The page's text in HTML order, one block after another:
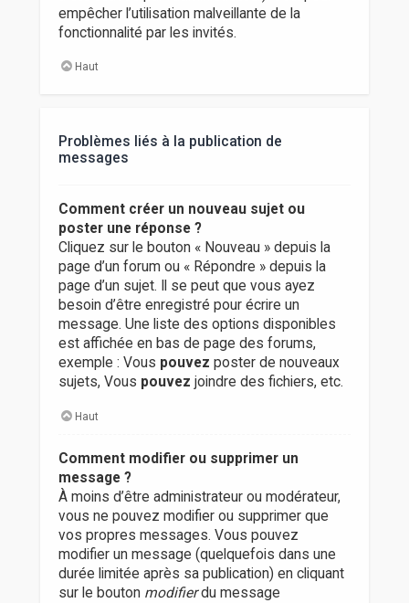
empêcher l’utilisation malveillante de la
fonctionnalité par les invités.
Haut
Problèmes liés à la publication de
messages
Comment créer un nouveau sujet ou
poster une réponse ?
Cliquez sur le bouton « Nouveau » depuis la
page d’un forum ou « Répondre » depuis la
page d’un sujet. Il se peut que vous ayez
besoin d’être enregistré pour écrire un
message. Une liste des options disponibles
est affichée en bas de page des forums,
exemple : Vous pouvez poster de nouveaux
sujets, Vous pouvez joindre des fichiers, etc.
Haut
Comment modifier ou supprimer un
message ?
À moins d’être administrateur ou modérateur,
vous ne pouvez modifier ou supprimer que
vos propres messages. Vous pouvez
modifier un message (quelquefois dans une
durée limitée après sa publication) en cliquant
sur le bouton modifierdu message